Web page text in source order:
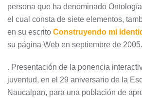
persona que ha denominado
el cual consta de siete elementos,
en su escrito Construyendo mi
su página Web en septiembre de 2005.
. Presentación de la ponencia
juventud, en el 29 aniversario de la
Naucalpan, para una población de